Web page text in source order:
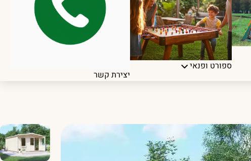
ספורט ופנאי
יצירת קשר